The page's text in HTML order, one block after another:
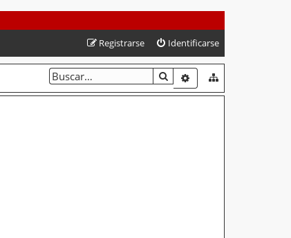
Identificarse
Registrarse
BUSCARBÚSQUEDA